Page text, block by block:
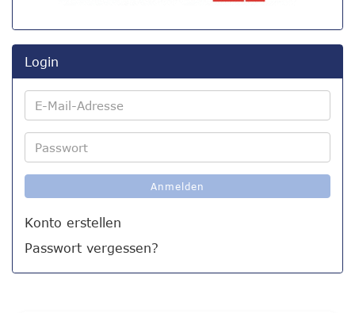
Login
E-
Mail-
Passwort
Anmelden
Konto erstellen
Passwort vergessen?